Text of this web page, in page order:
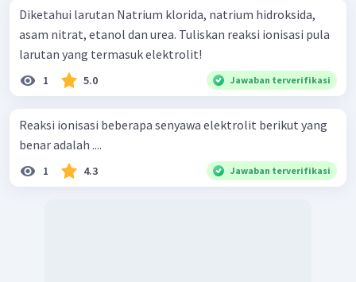
Diketahui larutan Natrium klorida, natrium hidroksida,
asam nitrat, etanol dan urea. Tuliskan reaksi ionisasi pula
larutan yang termasuk elektrolit!
1 5.0 Jawaban terverifikasi
Reaksi ionisasi beberapa senyawa elektrolit berikut yang
benar adalah ....
1 4.3 Jawaban terverifikasi